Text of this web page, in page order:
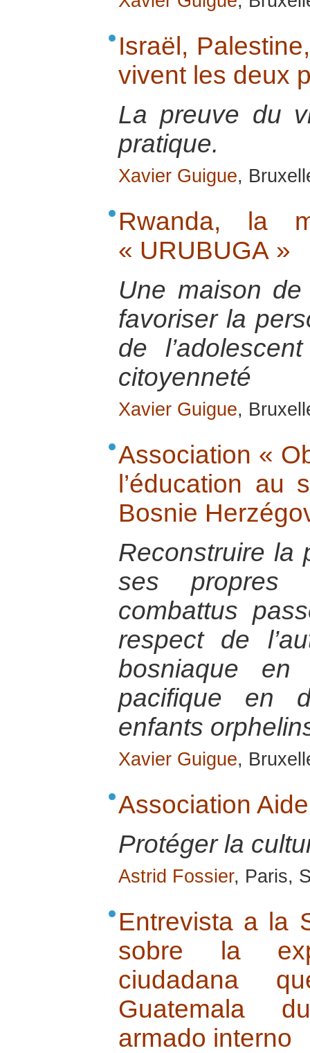
Israël,
vivent les deux
La preuve du
pratique.
Xavier Guigue,
Rwanda, la
« URUBUGA »
Une maison
favoriser la
de
citoyenneté
Xavier Guigue,
Association «
l’éducation
Bosnie
Reconstruire la
ses propres
combattus
respect de
bosniaque
pacifique en
enfants
Xavier Guigue,
Association
Protéger la
Astrid Fossier, Paris,
Entrevista a la
sobre la
ciudadana
Guatemala
armado interno